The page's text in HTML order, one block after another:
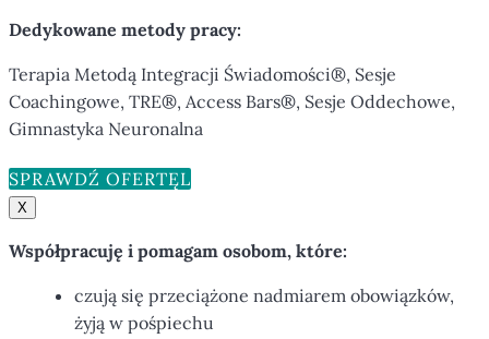
Dedykowane metody pracy:
Terapia Metodą Integracji Świadomości®, Sesje
Coachingowe, TRE®, Access Bars®, Sesje Oddechowe,
Gimnastyka Neuronalna
SPRAWDŹ OFERTĘ
X
Współpracuję i pomagam osobom, które:
czują się przeciążone nadmiarem obowiązków,
żyją w pośpiechu